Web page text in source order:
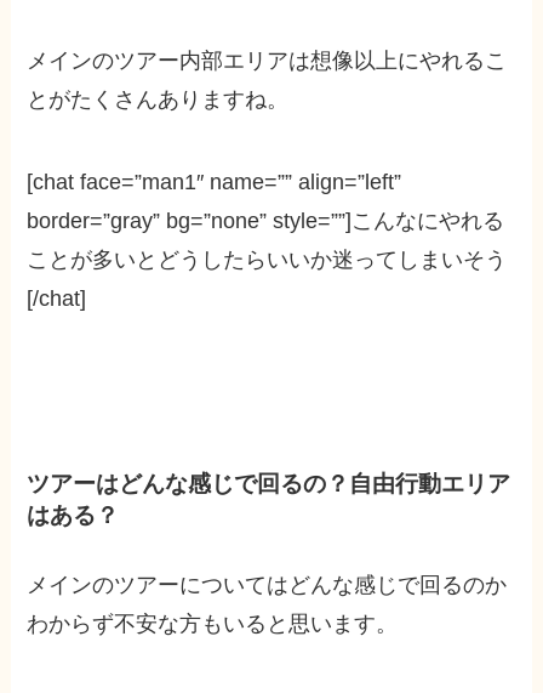
メインのツアー内部エリアは想像以上にやれるこ
とがたくさんありますね。
[chat face=”man1″ name=”” align=”left”
border=”gray” bg=”none” style=””]こんなにやれる
ことが多いとどうしたらいいか迷ってしまいそう
[/chat]
ツアーはどんな感じで回るの？自由行動エリア
はある？
メインのツアーについてはどんな感じで回るのか
わからず不安な方もいると思います。